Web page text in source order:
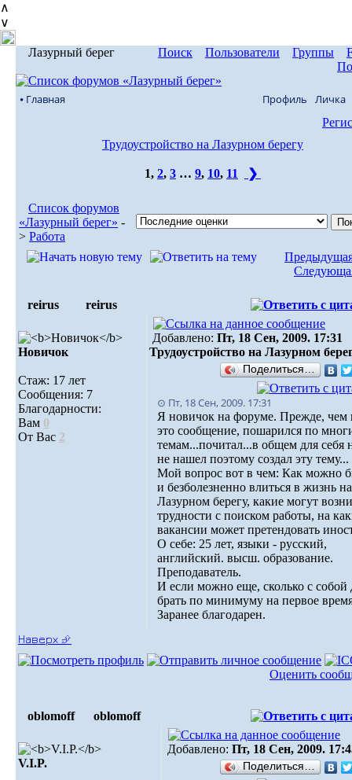
∧
∨
Лазурный берег Поиск Пользователи Группы
⦁ Главная Профиль Личка
Трудоустройство на Лазурном берегу
1, 2, 3 … 9, 10, 11 ❯
Список форумов
«Лазурный берег» -
> Работа
reirus reirus
Новичок
Стаж: 17 лет
Сообщения: 7
Благодарности:
Вам 0
От Вас 2
Добавлено: Пт, 18 Сен, 2009. 17:31
Трудоустройство на Лазурном
Поделиться…
⊙ Пт, 18 Сен, 2009. 17:31
Я новичок на форуме. Прежде, чем
это сообщение, пошарился по
темам...почитал...в общем для себя
не нашел поэтому создал эту тему...
Мой вопрос вот в чем: Как можно
и безболезненно влиться в жизнь на
Лазурном берегу, какие могут
трудности с поиском работы, на
вакансии может претендовать
О себе: 25 лет, языки - русский,
английский. высш. образование.
Преподаватель.
И если можно еще, сколько с собой
брать по минимуму на первое
Заранее благодарен.
Наверх ⮵
Оценить
oblomoff oblomoff
V.I.P.
Добавлено: Пт, 18 Сен, 2009.
Поделиться…